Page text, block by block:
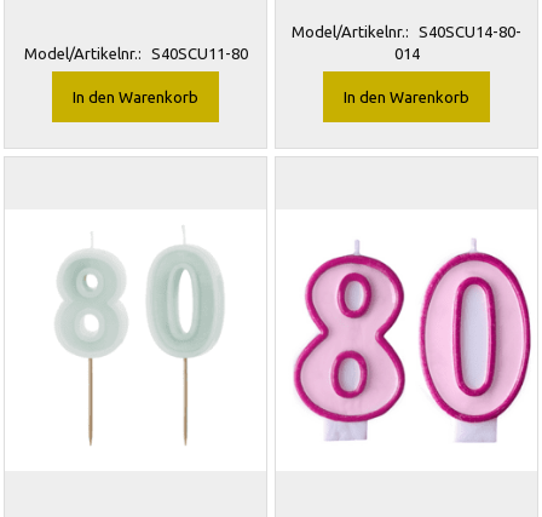
Model/Artikelnr.: S40SCU11-80
In den Warenkorb
Model/Artikelnr.:
S40SCU14-80-
014
In den Warenkorb